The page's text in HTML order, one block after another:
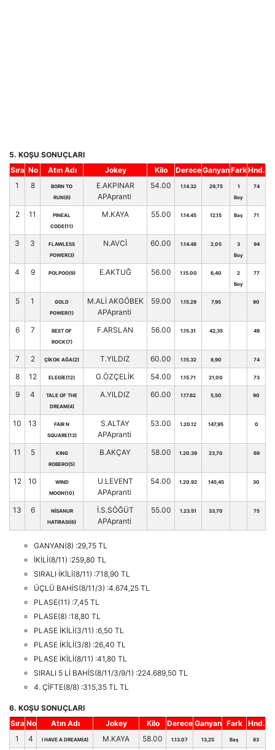
5. KOŞU SONUÇLARI
Sıra No Atın Adı Jokey Kilo DereceGanyanFarkHnd.
1
8
BORN TO
RUN(8)
E.AKPINAR
APApranti
54.00 1.14.32 29,75
1
Boy
74
2 11
PINEAL
CODE(11)
M.KAYA 55.00 1.14.45 12,15 Baş 71
3 3
FLAWLESS
POWER(3)
N.AVCİ 60.00 1.14.48 2,05
3
Boy
94
4 9 POLPOO(9) E.AKTUĞ 56.00 1.15.00 6,40
2
Boy
77
5 1
GOLD
POWER(1)
M.ALİ AKGÖBEK
APApranti
59.00 1.15.29 7,95 90
6 7
BEST OF
ROCK(7)
F.ARSLAN 56.00 1.15.31 42,35 49
7 2 ÇİKOK AĞA(2) T.YILDIZ 60.00 1.15.32 8,90 74
8 12 ELEGİE(12) G.ÖZÇELİK 54.00 1.15.71 21,00 73
9 4
TALE OF THE
DREAM(4)
A.YILDIZ 60.00 1.17.62 5,50 90
10 13
FAIR N
SQUARE(13)
S.ALTAY
APApranti
53.00 1.20.12 147,95 0
11 5
KING
ROBERO(5)
B.AKÇAY 58.00 1.20.39 23,70 69
12 10
WIND
MOON(10)
U.LEVENT
APApranti
54.00 1.20.92 145,45 30
13 6
NİSANUR
HATIRASI(6)
İ.S.SÖĞÜT
APApranti
55.00 1.23.51 33,70 75
GANYAN(8) :29,75 TL
İKİLİ(8/11) :259,80 TL
SIRALI İKİLİ(8/11) :718,90 TL
ÜÇLÜ BAHİS(8/11/3) :4.674,25 TL
PLASE(11) :7,45 TL
PLASE(8) :18,80 TL
PLASE İKİLİ(3/11) :6,50 TL
PLASE İKİLİ(3/8) :26,40 TL
PLASE İKİLİ(8/11) :41,80 TL
SIRALI 5 Lİ BAHİS(8/11/3/9/1) :224.689,50 TL
4. ÇİFTE(8/8) :315,35 TL TL
6. KOŞU SONUÇLARI
Sıra No Atın Adı Jokey Kilo Derece Ganyan Fark Hnd.
1
4 I HAVE A DREAM(4) M.KAYA 58.00 1.13.07 13,25 Baş 83